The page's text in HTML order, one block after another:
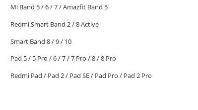
Mi Band 5 / 6 / 7 / Amazfit Band 5
Redmi Smart Band 2 / 8 Active
Smart Band 8 / 9 / 10
Pad 5 / 5 Pro / 6 / 7 / 7 Pro / 8 / 8 Pro
Redmi Pad / Pad 2 / Pad SE / Pad Pro / Pad 2 Pro